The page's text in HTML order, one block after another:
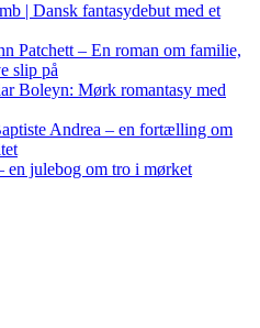
| Dansk fantasydebut med et
Patchett – En roman om familie,
slip på
Boleyn: Mørk romantasy med
Andrea – en fortælling om
en julebog om tro i mørket